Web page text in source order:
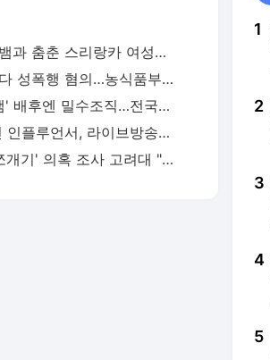
미인대회서 비단뱀과 춤춘 스리랑카 여성…동물학대 벌금형 | 연합뉴스
대리운전 부업하다 성폭행 혐의…농식품부 산하 기관 직원 구속 | 연합뉴스
'샴악어·외래종 뱀' 배후엔 밀수조직…전국으로 택배 판매했다(종합) | 연합뉴스
용산 거주 일본인 인플루언서, 라이브방송 도중 사망 | 연합뉴스
유승민 딸 '논문쪼개기' 의혹 조사 고려대 "연구부정행위 아냐" | 연합뉴스
1
2
3
4
5